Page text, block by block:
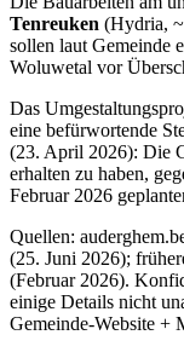
Tenreuken (Hydria,
sollen laut Gemeinde
Woluwetal vor
Das
eine befürwortende
(23. April 2026): Die
erhalten zu haben,
Februar 2026
Quellen:
(25. Juni 2026);
(Februar 2026).
einige Details nicht
Gemeinde-Website +